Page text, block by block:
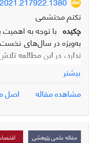
تکتم محتشمی
چکیده با توجه به اهمیت
به‌ویژه در سال‌های
ندارد، در این مطالعه
بیشتر
مشاهده مقاله
اصل
مقاله علمی پژوهشی اقتصاد